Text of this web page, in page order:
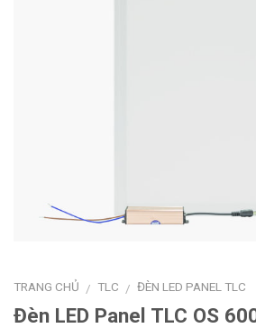
TRANG CHỦ / TLC / ĐÈN LED PANEL TLC
Đèn LED Panel TLC OS